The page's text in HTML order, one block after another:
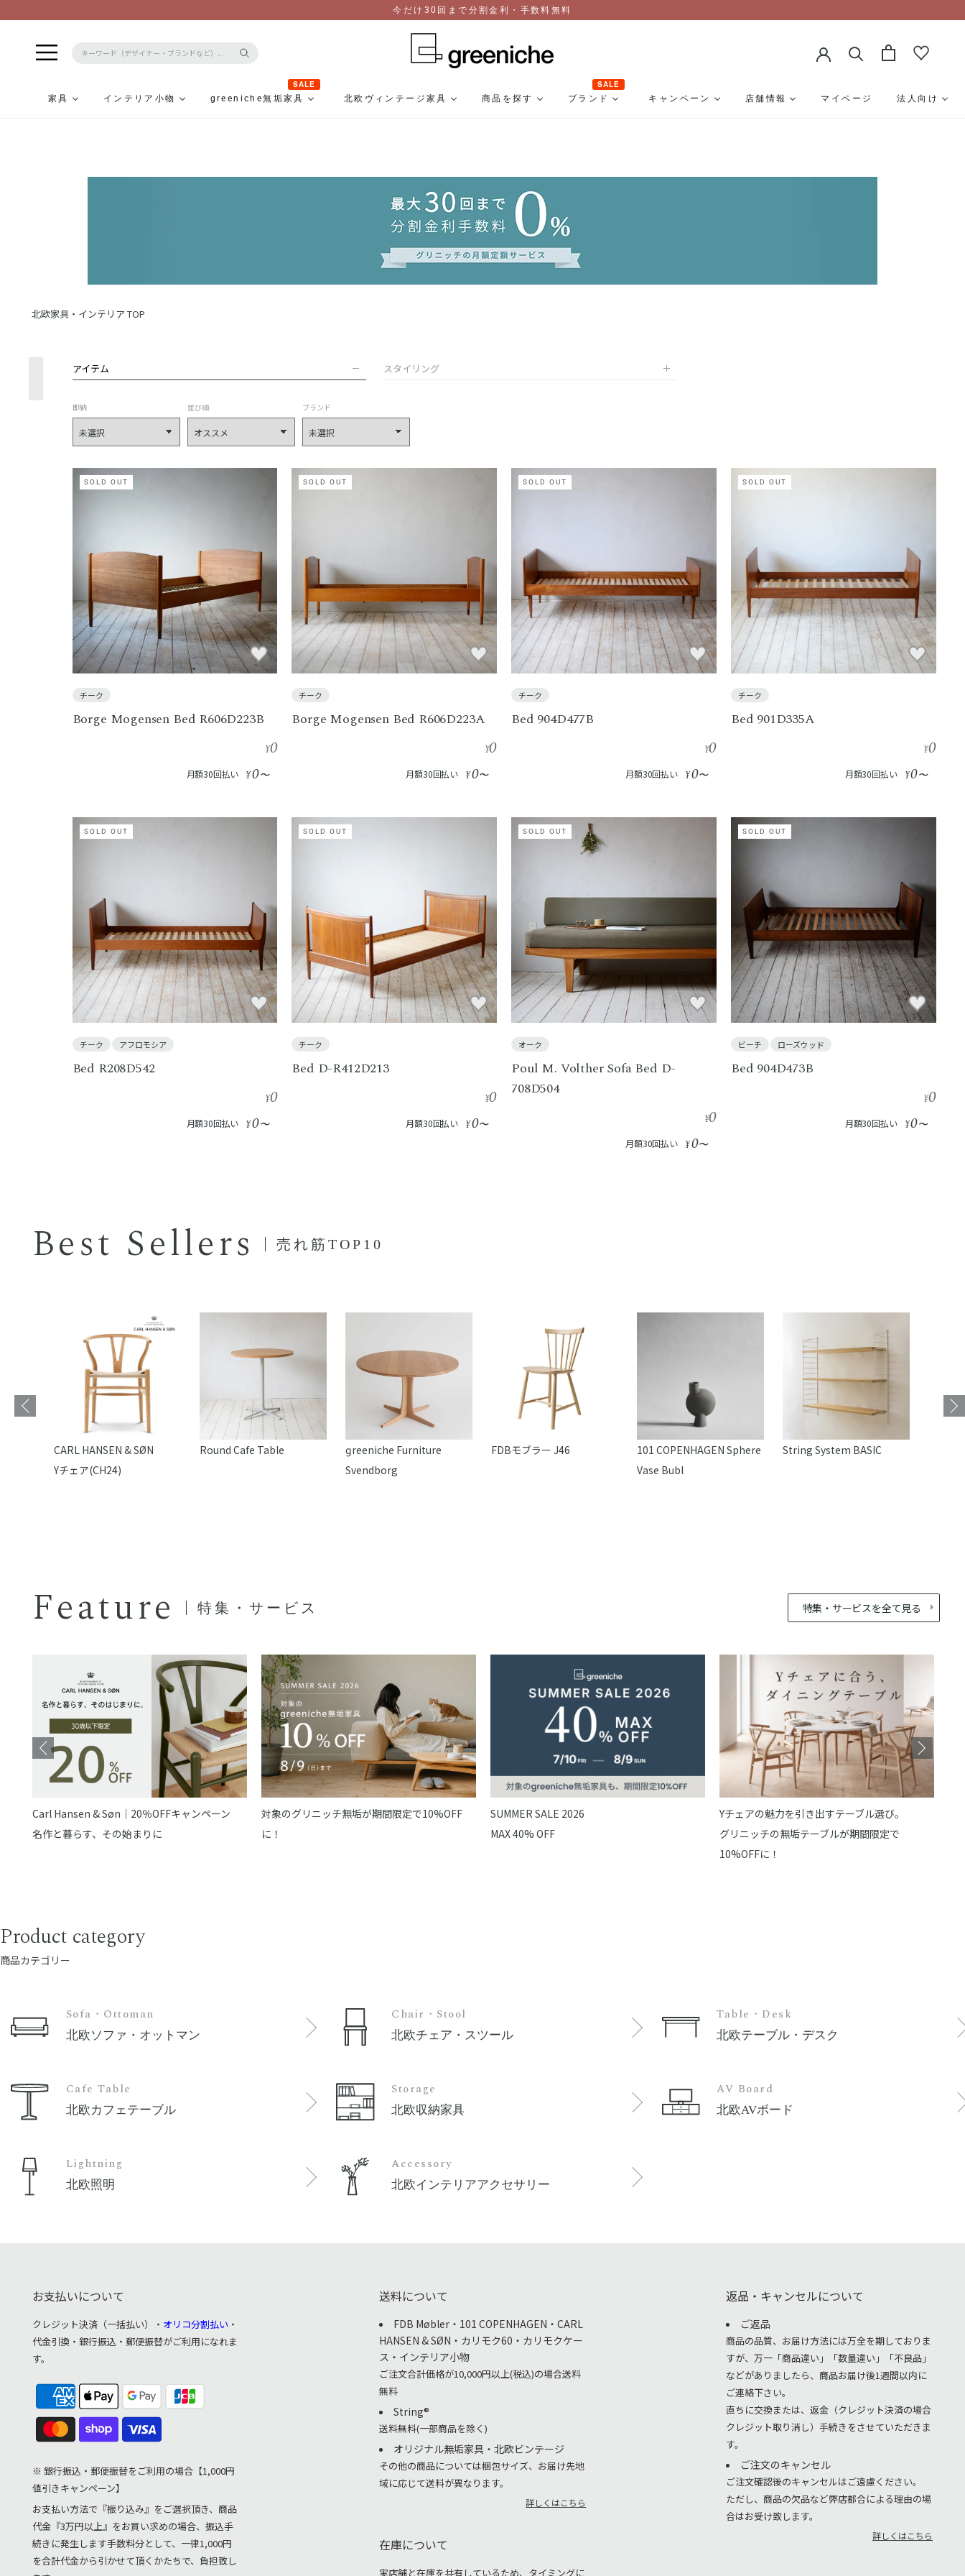
今だけ30回まで分割金利・手数料無料
家具 インテリア小物 greeniche無垢家具
SALE
北欧ヴィンテージ家具
商品を探す ブランド
SALE
キャンペーン
店舗情報 マイページ 法人向け
北欧家具・インテリア TOP
アイテム スタイリング
即納 並び順 ブランド
SOLD OUT
チーク
Borge Mogensen Bed R606D223B
¥0
月額30回払い ¥0〜
SOLD OUT
チーク
Borge Mogensen Bed R606D223A
¥0
月額30回払い ¥0〜
SOLD OUT
チーク
Bed 904D477B
¥0
月額30回払い ¥0〜
SOLD OUT
チーク
Bed 901D335A
¥0
月額30回払い ¥0〜
SOLD OUT
チーク アフロモシア
Bed R208D542
¥0
月額30回払い ¥0〜
SOLD OUT
チーク
Bed D-R412D213
¥0
月額30回払い ¥0〜
SOLD OUT
オーク
Poul M. Volther Sofa Bed D-
708D504
¥0
月額30回払い ¥0〜
SOLD OUT
ビーチ ローズウッド
Bed 904D473B
¥0
月額30回払い ¥0〜
Best Sellers 売れ筋TOP10
CARL HANSEN & SØN
Yチェア(CH24)
Round Cafe Table
reeniche Furniture
Svendborg
FDBモブラー J46
101 COPENHAGEN Sphere
Vase Bubl
String System BASIC
Feature 特集・サービス 特集・サービスを全て見る
Carl Hansen & Søn｜20％OFFキャンペーン
名作と暮らす、その始まりに
対象のグリニッチ無垢が期間限定で10%OFF
に！
SUMMER SALE 2026
MAX 40% OFF
Yチェアの魅力を引き出すテーブル選び。
グリニッチの無垢テーブルが期間限定で
10%OFFに！
Product category
商品カテゴリー
Sofa・Ottoman
北欧ソファ・オットマン
Chair・Stool
北欧チェア・スツール
Table・Desk
北欧テーブル・デスク
Cafe Table
北欧カフェテーブル
Storage
北欧収納家具
AV Board
北欧AVボード
Lightning
北欧照明
Accessory
北欧インテリアアクセサリー
お支払いについて
クレジット決済（一括払い）・ オリコ分割払い ・
代金引換・銀行振込・郵便振替がご利用になれま
す。
※ 銀行振込・郵便振替をご利用の場合【1,000円
値引きキャンペーン】
お支払い方法で『振り込み』をご選択頂き、商品
代金『3万円以上』をお買い求めの場合、振込手
続きに発生します手数料分として、一律1,000円
を合計代金から引かせて頂くかたちで、負担致し
送料について
FDB Møbler・101 COPENHAGEN・CARL
HANSEN & SØN・カリモク60・カリモクケー
ス・インテリア小物
ご注文合計価格が10,000円以上(税込)の場合送料
無料
String®︎
送料無料(一部商品を除く)
オリジナル無垢家具・北欧ビンテージ
その他の商品については梱包サイズ、お届け先地
域に応じて送料が異なります。
詳しくはこちら
在庫について
実店舗と在庫を共有しているため、タイミングに
返品・キャンセルについて
ご返品
商品の品質、お届け方法には万全を期しておりま
すが、万一「商品違い」「数量違い」「不良品」
などがありましたら、商品お届け後1週間以内に
ご連絡下さい。
直ちに交換または、返金（クレジット決済の場合
クレジット取り消し）手続きをさせていただきま
す。
ご注文のキャンセル
ご注文確認後のキャンセルはご遠慮ください。
ただし、商品の欠品など弊店都合による理由の場
合はお受け致します。
詳しくはこちら